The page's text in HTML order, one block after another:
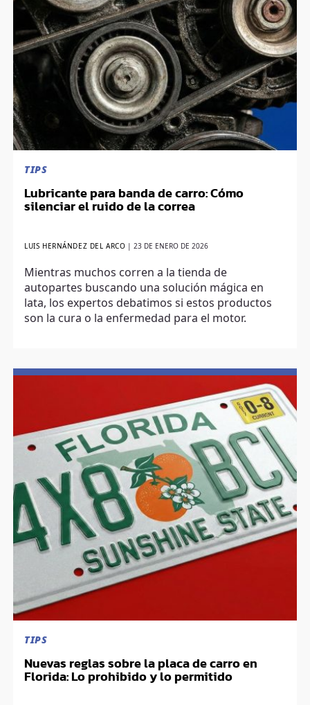
TIPS
Lubricante para banda de carro: Cómo
silenciar el ruido de la correa
LUIS HERNÁNDEZ DEL ARCO |23 DE ENERO DE 2026
Mientras muchos corren a la tienda de
autopartes buscando una solución mágica en
lata, los expertos debatimos si estos productos
son la cura o la enfermedad para el motor.
TIPS
Nuevas reglas sobre la placa de carro en
Florida: Lo prohibido y lo permitido